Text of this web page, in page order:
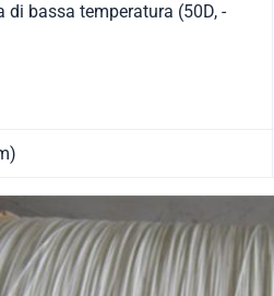
di bassa temperatura (50D, -